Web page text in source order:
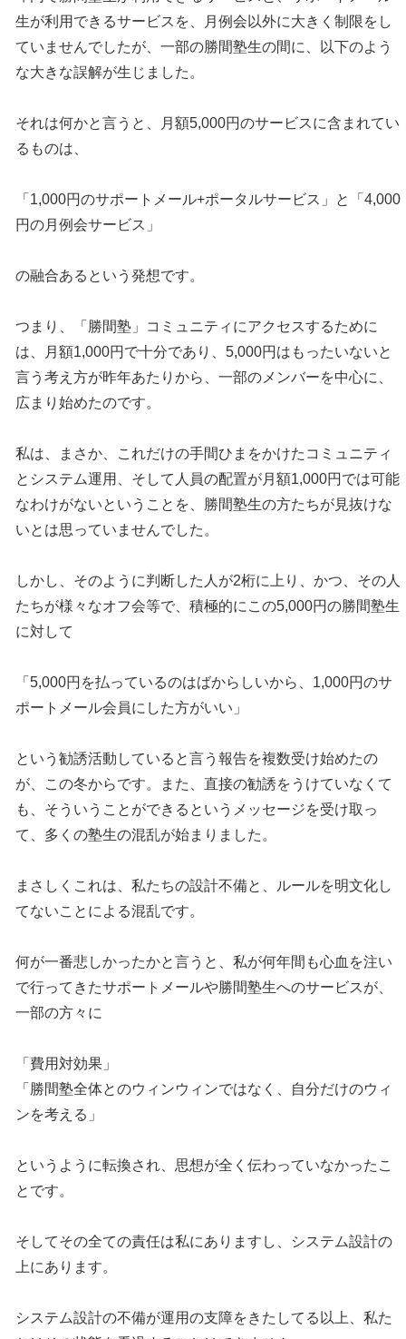
生が利用できるサービスを、月例会以外に大きく制限をし
ていませんでしたが、一部の勝間塾生の間に、以下のよう
な大きな誤解が生じました。
それは何かと言うと、月額5,000円のサービスに含まれてい
るものは、
「1,000円のサポートメール+ポータルサービス」と「4,000
円の月例会サービス」
の融合あるという発想です。
つまり、「勝間塾」コミュニティにアクセスするために
は、月額1,000円で十分であり、5,000円はもったいないと
言う考え方が昨年あたりから、一部のメンバーを中心に、
広まり始めたのです。
私は、まさか、これだけの手間ひまをかけたコミュニティ
とシステム運用、そして人員の配置が月額1,000円では可能
なわけがないということを、勝間塾生の方たちが見抜けな
いとは思っていませんでした。
しかし、そのように判断した人が2桁に上り、かつ、その人
たちが様々なオフ会等で、積極的にこの5,000円の勝間塾生
に対して
「5,000円を払っているのはばからしいから、1,000円のサ
ポートメール会員にした方がいい」
という勧誘活動していると言う報告を複数受け始めたの
が、この冬からです。また、直接の勧誘をうけていなくて
も、そういうことができるというメッセージを受け取っ
て、多くの塾生の混乱が始まりました。
まさしくこれは、私たちの設計不備と、ルールを明文化し
てないことによる混乱です。
何が一番悲しかったかと言うと、私が何年間も心血を注い
で行ってきたサポートメールや勝間塾生へのサービスが、
一部の方々に
「費用対効果」
「勝間塾全体とのウィンウィンではなく、自分だけのウィ
ンを考える」
というように転換され、思想が全く伝わっていなかったこ
とです。
そしてその全ての責任は私にありますし、システム設計の
上にあります。
システム設計の不備が運用の支障をきたしてる以上、私た